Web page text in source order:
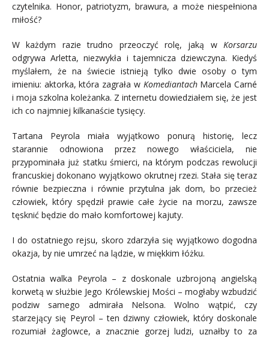
czytelnika. Honor, patriotyzm, brawura, a może niespełniona
miłość?
W każdym razie trudno przeoczyć rolę, jaką w Korsarzu
odgrywa Arletta, niezwykła i tajemnicza dziewczyna. Kiedyś
myślałem, że na świecie istnieją tylko dwie osoby o tym
imieniu: aktorka, która zagrała w KomediantachMarcela Carné
i moja szkolna koleżanka. Z internetu dowiedziałem się, że jest
ich co najmniej kilkanaście tysięcy.
Tartana Peyrola miała wyjątkowo ponurą historię, lecz
starannie odnowiona przez nowego właściciela, nie
przypominała już statku śmierci, na którym podczas rewolucji
francuskiej dokonano wyjątkowo okrutnej rzezi. Stała się teraz
równie bezpieczna i równie przytulna jak dom, bo przecież
człowiek, który spędził prawie całe życie na morzu, zawsze
tęsknić będzie do mało komfortowej kajuty.
I do ostatniego rejsu, skoro zdarzyła się wyjątkowo dogodna
okazja, by nie umrzeć na lądzie, w miękkim łóżku.
Ostatnia walka Peyrola – z doskonale uzbrojoną angielską
korwetą w służbie Jego Królewskiej Mości – mogłaby wzbudzić
podziw samego admirała Nelsona. Wolno wątpić, czy
starzejący się Peyrol – ten dziwny człowiek, który doskonale
rozumiał żaglowce, a znacznie gorzej ludzi, uznałby to za